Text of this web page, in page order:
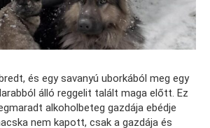
és egy savanyú uborkából meg egy
álló reggelit talált maga előtt. Ez
alkoholbeteg gazdája ebédje
nem kapott, csak a gazdája és